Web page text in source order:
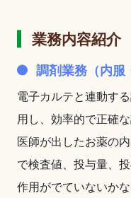
業務内容紹介
調剤業務（内服
電子カルテと連動す
用し、効率的で正確
医師が出したお薬の
で検査値、投与量、
作用がでていないか